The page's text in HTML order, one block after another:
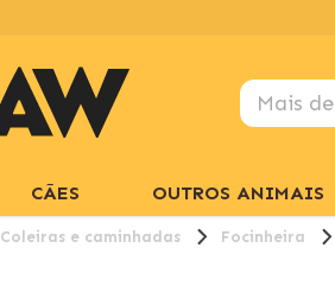
CÃES OUTROS ANIMAIS
Coleiras e caminhadas Focinheira